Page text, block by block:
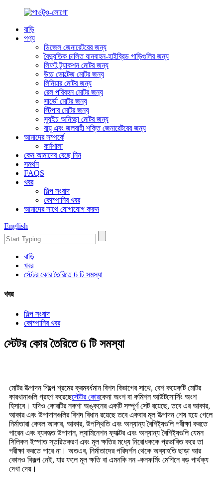
বাড়ি
পণ্য
ডিজেল জেনারেটরের জন্য
বৈদ্যুতিক চালিত যানবাহন-হাইব্রিড গাড়িগুলির জন্য
লিফট ট্র্যাকশন মোটর জন্য
উচ্চ ভোল্টেজ মোটর জন্য
লিনিয়ার মোটর জন্য
রেল পরিবহন মোটর জন্য
সার্ভো মোটর জন্য
স্টিপার মোটর জন্য
স্যুইচ অনিচ্ছা মোটর জন্য
বায়ু এবং জলবাহী শক্তি জেনারেটরের জন্য
আমাদের সম্পর্কে
কর্মশালা
কেন আমাদের বেছে নিন
সমর্থন
FAQS
খবর
শিল্প সংবাদ
কোম্পানির খবর
আমাদের সাথে যোগাযোগ করুন
English
বাড়ি
খবর
স্টেটর কোর তৈরিতে 6 টি সমস্যা
খবর
শিল্প সংবাদ
কোম্পানির খবর
স্টেটর কোর তৈরিতে 6 টি সমস্যা
মোটর উত্পাদন শিল্পে শ্রমের ক্রমবর্ধমান বিশদ বিভাগের সাথে, বেশ কয়েকটি মোটর
কারখানাগুলি গ্রহণ করেছেস্টেটর কোরকেনা অংশ বা কমিশন আউটসোর্সিং অংশ
হিসাবে। যদিও কোরটির নকশা অঙ্কনের একটি সম্পূর্ণ সেট রয়েছে, তবে এর আকার,
আকার এবং উপাদানগুলির বিশদ বিধান রয়েছে তবে একবার মূল উত্পাদন শেষ হয়ে গেলে
নির্মাতারা কেবল আকার, আকার, উপস্থিতি এবং অন্যান্য বৈশিষ্ট্যগুলি পরীক্ষা করতে
পারেন এবং ব্যবহৃত উপাদান, ল্যামিনেশন ফ্যাক্টর এবং অন্যান্য বৈশিষ্ট্যগুলি যেমন
সিলিকন ইস্পাত স্তরিতকরণ এবং মূল ক্ষতির মধ্যে নিরোধককে প্রভাবিত করে তা
পরীক্ষা করতে পারে না। অতএব, নির্মাতাদের পরিদর্শন থেকে অব্যাহতি ছাড়া আর
কোনও বিকল্প নেই, যার ফলে মূল ক্ষতি বা এমনকি নন -কনফর্মিং মেশিনে বড় পার্থক্য
দেখা দেয়।